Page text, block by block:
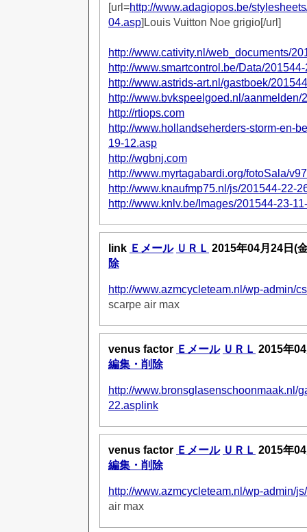
[url=http://www.adagiopos.be/
04.asp]Louis Vuitton Noe grigio[/url]
http://www.cativity.nl/web_documents/
http://www.smartcontrol.be/Data/
http://www.astrids-art.nl/gastboek/
http://www.bvkspeelgoed.nl/aanmelden/
http://rtiops.com
http://www.hollandseherders-storm-en-
19-12.asp
http://wgbnj.com
http://www.myrtagabardi.org/fotoSala/
http://www.knaufmp75.nl/js/201544-22-
http://www.knlv.be/Images/201544-23-
link Ｅメール ＵＲＬ 2015年04月24日(
除
http://www.azmcycleteam.nl/wp-admin/
scarpe air max
venus factor Ｅメール ＵＲＬ 2015年
編集・削除
http://www.bronsglasenschoonmaak.nl/
22.asplink
venus factor Ｅメール ＵＲＬ 2015年
編集・削除
http://www.azmcycleteam.nl/wp-admin/
air max